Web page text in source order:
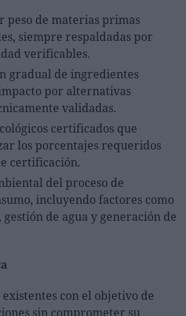
peso de materias primas
siempre respaldadas por
verificables.
gradual de ingredientes
por alternativas
validadas.
certificados que
los porcentajes requeridos
certificación.
del proceso de
incluyendo factores como
de agua y generación de
con el objetivo de
sin comprometer su